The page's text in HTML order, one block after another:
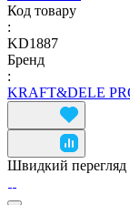
Код товару
:
KD1887
Бренд
:
KRAFT&DELE
Швидкий перегляд